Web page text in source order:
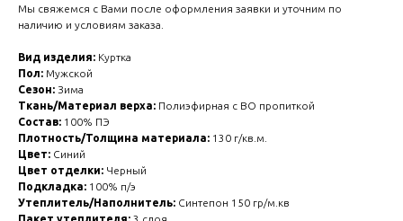
Мы свяжемся с Вами после оформления заявки и уточним по
наличию и условиям заказа.
Вид изделия: Куртка
Пол: Мужской
Сезон: Зима
Ткань/Материал верха: Полиэфирная с ВО пропиткой
Состав: 100% ПЭ
Плотность/Толщина материала: 130 г/кв.м.
Цвет: Синий
Цвет отделки: Черный
Подкладка: 100% п/э
Утеплитель/Наполнитель: Синтепон 150 гр/м.кв